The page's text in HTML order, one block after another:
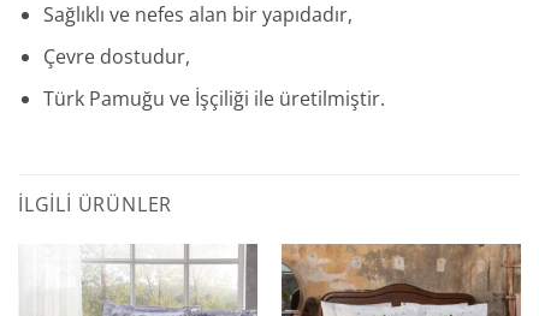
Sağlıklı ve nefes alan bir yapıdadır,
Çevre dostudur,
Türk Pamuğu ve İşçiliği ile üretilmiştir.
İLGILI ÜRÜNLER